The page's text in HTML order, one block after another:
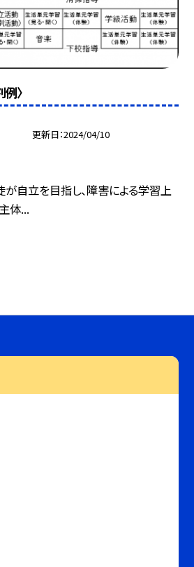
〉
更新日 2024/04/10
が自立を目指し、障害による学習上
体...